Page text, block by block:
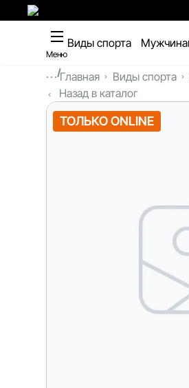
Меню
Виды спорта
...Главная Виды спорта
Назад в каталог
ТОЛЬКО ONLINE